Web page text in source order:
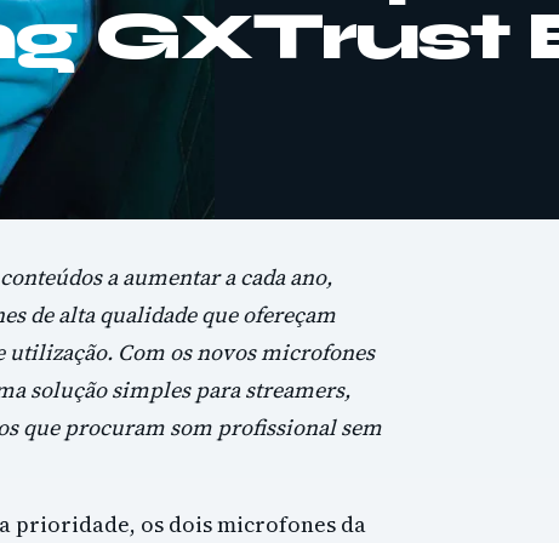
GXTrust
a aumentar a cada ano,
de alta qualidade que ofereçam
Com os novos microfones
solução simples para streamers,
que procuram som profissional sem
prioridade, os dois microfones da